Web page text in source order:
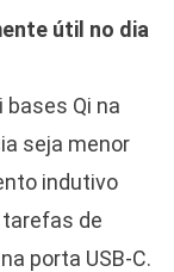
útil no dia
Qi na
seja menor
indutivo
de
porta USB-C.